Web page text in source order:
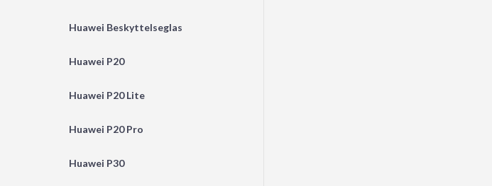
Huawei Beskyttelseglas
Huawei P20
Huawei P20 Lite
Huawei P20 Pro
Huawei P30